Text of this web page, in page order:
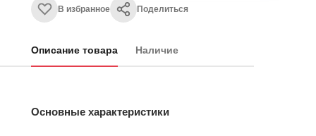
В избранное Поделиться
Описание товара Наличие
Основные характеристики